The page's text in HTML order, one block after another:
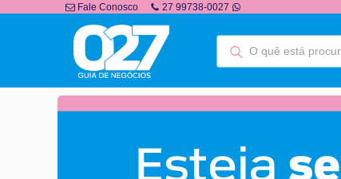
Fale Conosco 27 99738-0027